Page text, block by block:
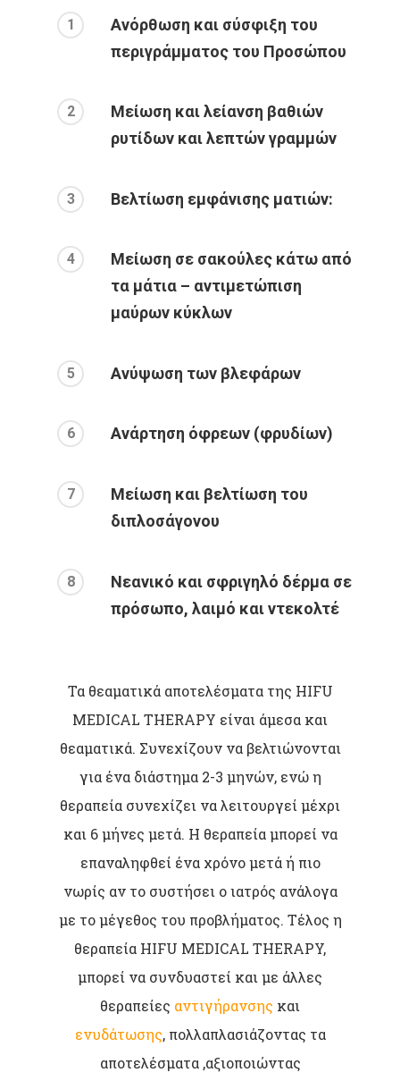
1
Ανόρθωση και σύσφιξη του
περιγράμματος του Προσώπου
2
Μείωση και λείανση βαθιών
ρυτίδων και λεπτών γραμμών
3 Βελτίωση εμφάνισης ματιών:
4
Μείωση σε σακούλες κάτω από
τα μάτια – αντιμετώπιση
μαύρων κύκλων
5 Ανύψωση των βλεφάρων
6 Ανάρτηση όφρεων (φρυδίων)
7
Μείωση και βελτίωση του
διπλοσάγονου
8
Νεανικό και σφριγηλό δέρμα σε
πρόσωπο, λαιμό και ντεκολτέ
Τα θεαματικά αποτελέσματα της HIFU
MEDICAL THERAPY είναι άμεσα και
θεαματικά. Συνεχίζουν να βελτιώνονται
για ένα διάστημα 2-3 μηνών, ενώ η
θεραπεία συνεχίζει να λειτουργεί μέχρι
και 6 μήνες μετά. Η θεραπεία μπορεί να
επαναληφθεί ένα χρόνο μετά ή πιο
νωρίς αν το συστήσει ο ιατρός ανάλογα
με το μέγεθος του προβλήματος. Τέλος η
θεραπεία HIFU MEDICAL THERAPY,
μπορεί να συνδυαστεί και με άλλες
θεραπείες αντιγήρανσης και
ενυδάτωσης, πολλαπλασιάζοντας τα
αποτελέσματα ,αξιοποιώντας